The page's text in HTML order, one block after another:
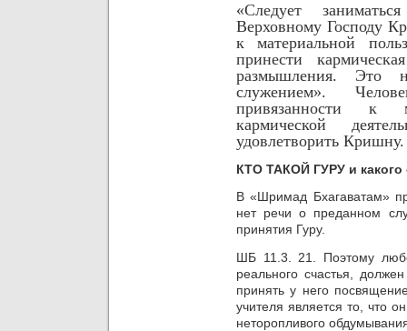
«Следует
Верховному Господу
к материальной
принести
размышления. Это
служением».
привязанности к
кармической
удовлетворить Кришну.
КТО ТАКОЙ ГУРУ и какого
В «Шримад Бхагаватам»
нет речи о преданном
принятия Гуру.
ШБ 11.3. 21. Поэтому
реального счастья,
должен
принять у него
учителя является то, что
неторопливого